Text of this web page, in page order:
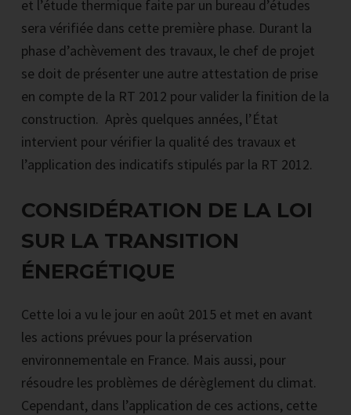
et l’étude thermique faite par un bureau d’études
sera vérifiée dans cette première phase. Durant la
phase d’achèvement des travaux, le chef de projet
se doit de présenter une autre attestation de prise
en compte de la RT 2012 pour valider la finition de la
construction. Après quelques années, l’État
intervient pour vérifier la qualité des travaux et
l’application des indicatifs stipulés par la RT 2012.
CONSIDÉRATION DE LA LOI
SUR LA TRANSITION
ÉNERGÉTIQUE
Cette loi a vu le jour en août 2015 et met en avant
les actions prévues pour la préservation
environnementale en France. Mais aussi, pour
résoudre les problèmes de dérèglement du climat.
Cependant, dans l’application de ces actions, cette